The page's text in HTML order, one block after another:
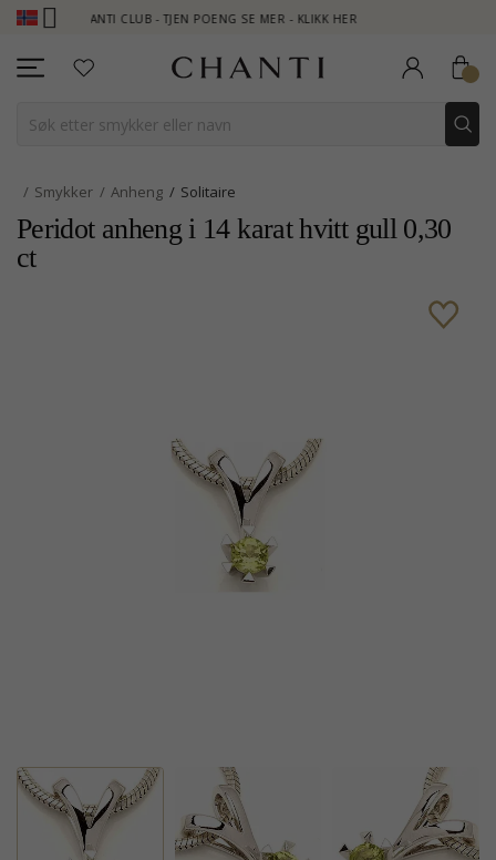
CHANTI CLUB - TJEN POENG SE MER - KLIKK HER
Smykker Anheng Solitaire
Peridot anheng i 14 karat hvitt gull 0,30
ct